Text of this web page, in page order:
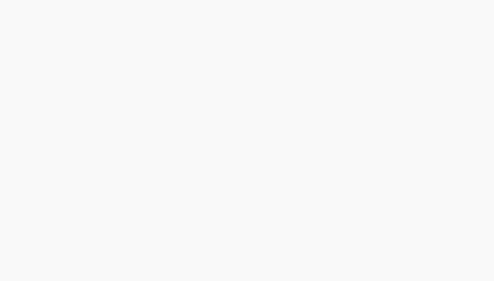
Martins - Banrisul
por uma
financeira complicada,